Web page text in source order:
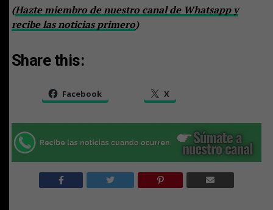
(Hazte miembro de nuestro canal de Whatsapp y
recibe las noticias primero)
Share this:
Facebook X